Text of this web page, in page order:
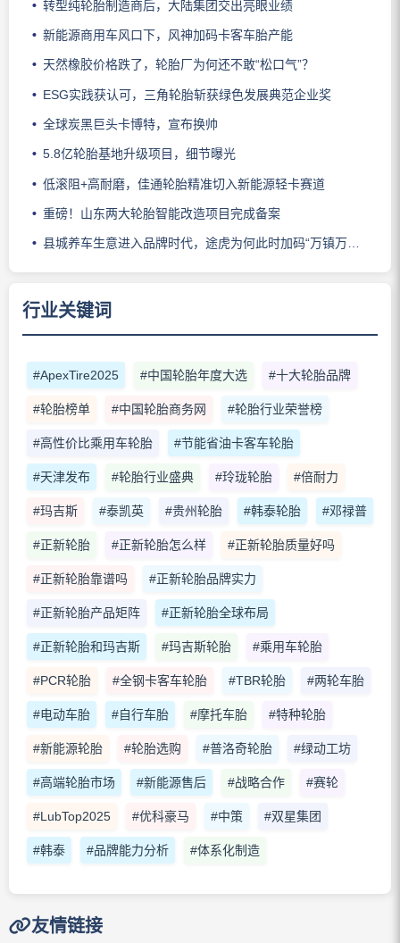
转型纯轮胎制造商后，大陆集团交出亮眼业绩
新能源商用车风口下，风神加码卡客车胎产能
天然橡胶价格跌了，轮胎厂为何还不敢“松口气”？
ESG实践获认可，三角轮胎斩获绿色发展典范企业奖
全球炭黑巨头卡博特，宣布换帅
5.8亿轮胎基地升级项目，细节曝光
低滚阻+高耐磨，佳通轮胎精准切入新能源轻卡赛道
重磅！山东两大轮胎智能改造项目完成备案
县城养车生意进入品牌时代，途虎为何此时加码“万镇万店”？
行业关键词
#ApexTire2025 #中国轮胎年度大选 #十大轮胎品牌
#轮胎榜单 #中国轮胎商务网 #轮胎行业荣誉榜
#高性价比乘用车轮胎 #节能省油卡客车轮胎
#天津发布 #轮胎行业盛典 #玲珑轮胎 #倍耐力
#玛吉斯 #泰凯英 #贵州轮胎 #韩泰轮胎 #邓禄普
#正新轮胎 #正新轮胎怎么样 #正新轮胎质量好吗
#正新轮胎靠谱吗 #正新轮胎品牌实力
#正新轮胎产品矩阵 #正新轮胎全球布局
#正新轮胎和玛吉斯 #玛吉斯轮胎 #乘用车轮胎
#PCR轮胎 #全钢卡客车轮胎 #TBR轮胎 #两轮车胎
#电动车胎 #自行车胎 #摩托车胎 #特种轮胎
#新能源轮胎 #轮胎选购 #普洛奇轮胎 #绿动工坊
#高端轮胎市场 #新能源售后 #战略合作 #赛轮
#LubTop2025 #优科豪马 #中策 #双星集团
#韩泰 #品牌能力分析 #体系化制造
友情链接